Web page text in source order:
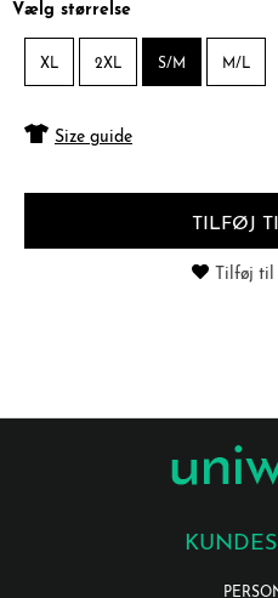
Vælg størrelse
XL 2XL S/M M/L
Size guide
TILFØJ
Tilføj til